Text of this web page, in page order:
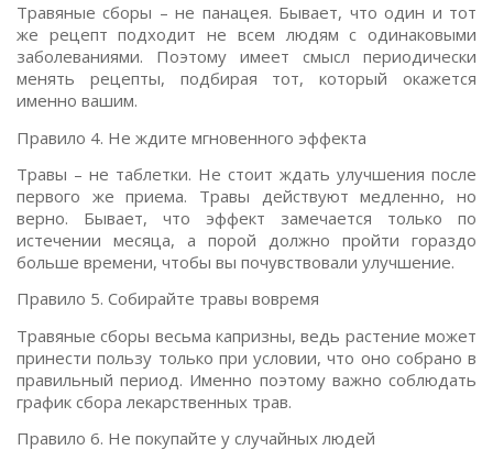
Травяные сборы – не панацея. Бывает, что один и тот
же рецепт подходит не всем людям с одинаковыми
заболеваниями. Поэтому имеет смысл периодически
менять рецепты, подбирая тот, который окажется
именно вашим.
Правило 4. Не ждите мгновенного эффекта
Травы – не таблетки. Не стоит ждать улучшения после
первого же приема. Травы действуют медленно, но
верно. Бывает, что эффект замечается только по
истечении месяца, а порой должно пройти гораздо
больше времени, чтобы вы почувствовали улучшение.
Правило 5. Собирайте травы вовремя
Травяные сборы весьма капризны, ведь растение может
принести пользу только при условии, что оно собрано в
правильный период. Именно поэтому важно соблюдать
график сбора лекарственных трав.
Правило 6. Не покупайте у случайных людей